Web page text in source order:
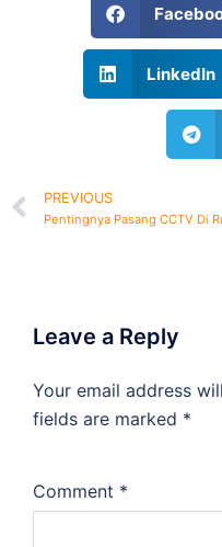
LinkedIn
PREVIOUS
Leave a Reply
Your email address
fields are marked *
Comment *